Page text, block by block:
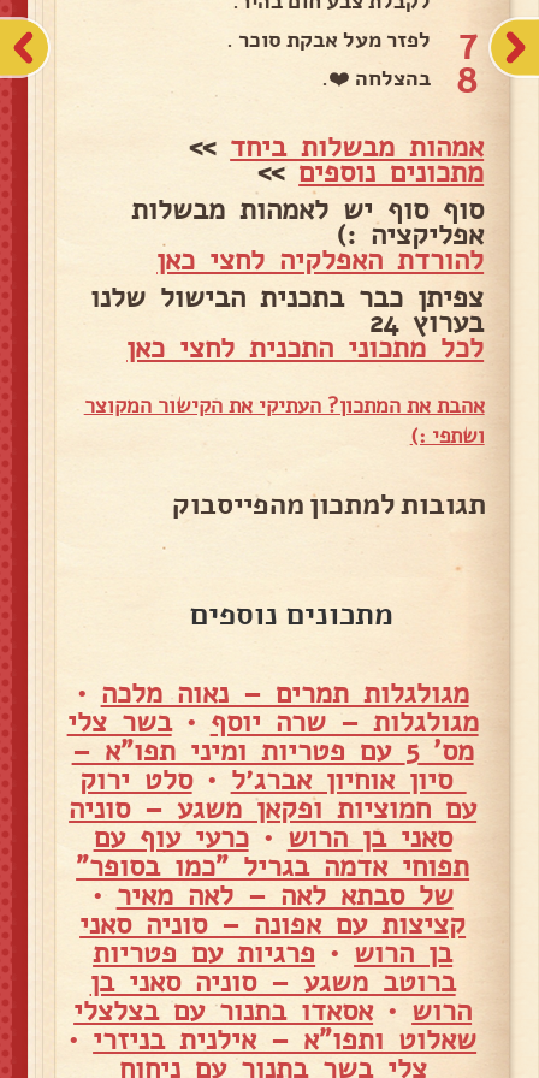
7 לפזר מעל אבקת סוכר .
8 בהצלחה ❤️.
אמהות מבשלות ביחד >>
מתכונים נוספים>>
סוף סוף יש לאמהות מבשלות
אפליקציה :)
להורדת האפלקיה לחצי כאן
צפיתן כבר בתכנית הבישול שלנו
בערוץ 24
לכל מתכוני התכנית לחצי כאן
אהבת את המתכון? העתיקי את הקישור המקוצר
ושתפי :)
תגובות למתכון מהפייסבוק
מתכונים נוספים
מגולגלות תמרים – נאוה מלכה •
מגולגלות – שרה יוסף •בשר צלי
מס' 5 עם פטריות ומיני תפו"א –
סיון אוחיון אברג׳ל •סלט ירוק
עם חמוציות ופקאן משגע – סוניה
סאני בן הרוש •כרעי עוף עם
תפוחי אדמה בגריל "כמו בסופר"
של סבתא לאה – לאה מאיר •
קציצות עם אפונה – סוניה סאני
בן הרוש • פרגיות עם פטריות
ברוטב משגע – סוניה סאני בן
הרוש •אסאדו בתנור עם בצלצלי
שאלוט ותפו"א – אילנית בניזרי •
צלי בשר בתנור עם ניחוח